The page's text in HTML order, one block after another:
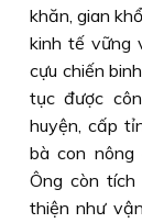
khăn, gian
kinh tế vững
cựu chiến
tục được
huyện, cấp
bà con
Ông còn
thiện như